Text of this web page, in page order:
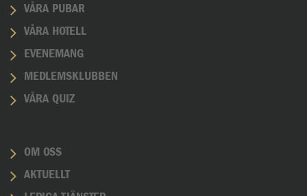
VÅRA PUBAR
VÅRA HOTELL
EVENEMANG
MEDLEMSKLUBBEN
VÅRA QUIZ
OM OSS
AKTUELLT